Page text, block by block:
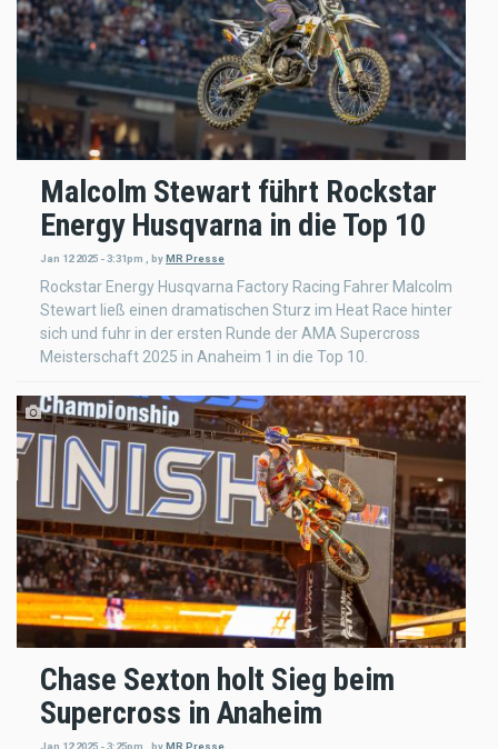
Malcolm Stewart führt Rockstar
Energy Husqvarna in die Top 10
Jan 12 2025 - 3:31pm byMR Presse
Rockstar Energy Husqvarna Factory Racing Fahrer Malcolm
Stewart ließ einen dramatischen Sturz im Heat Race hinter
sich und fuhr in der ersten Runde der AMA Supercross
Meisterschaft 2025 in Anaheim 1 in die Top 10.
Chase Sexton holt Sieg beim
Supercross in Anaheim
Jan 12 2025 - 3:25pm byMR Presse